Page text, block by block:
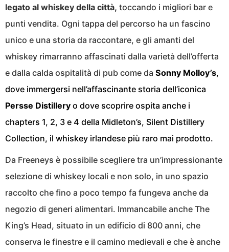
legato al whiskey della città, toccando i migliori bar e
punti vendita. Ogni tappa del percorso ha un fascino
unico e una storia da raccontare, e gli amanti del
whiskey rimarranno affascinati dalla varietà dell’offerta
e dalla calda ospitalità di pub come da Sonny Molloy’s,
dove immergersi nell’affascinante storia dell’iconica
Persse Distillery o dove scoprire ospita anche i
chapters 1, 2, 3 e 4 della Midleton’s, Silent Distillery
Collection, il whiskey irlandese più raro mai prodotto.
Da Freeneys è possibile scegliere tra un’impressionante
selezione di whiskey locali e non solo, in uno spazio
raccolto che fino a poco tempo fa fungeva anche da
negozio di generi alimentari. Immancabile anche The
King’s Head, situato in un edificio di 800 anni, che
conserva le finestre e il camino medievali e che è anche